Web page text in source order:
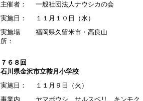
主催者：
一般社団法人ナウシカの会
実施日：
１１月１０日（水）
実施場
所：
福岡県久留米市・高良山
７６８回
石川県金沢市立鞍月小学校
実施日：
１１月９日（火）
事業内
ヤマボウシ、サルスベリ、キンモク